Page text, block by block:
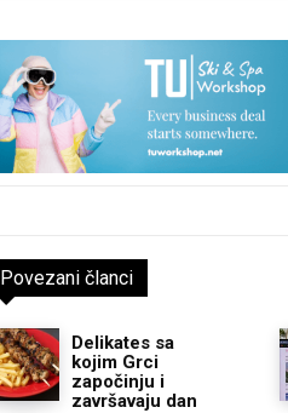
Povezani članci
Delikates sa
kojim Grci
započinju i
završavaju dan